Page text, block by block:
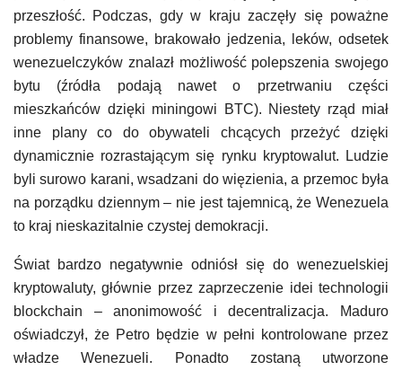
przeszłość. Podczas, gdy w kraju zaczęły się poważne
problemy finansowe, brakowało jedzenia, leków, odsetek
wenezuelczyków znalazł możliwość polepszenia swojego
bytu (źródła podają nawet o przetrwaniu części
mieszkańców dzięki miningowi BTC). Niestety rząd miał
inne plany co do obywateli chcących przeżyć dzięki
dynamicznie rozrastającym się rynku kryptowalut. Ludzie
byli surowo karani, wsadzani do więzienia, a przemoc była
na porządku dziennym – nie jest tajemnicą, że Wenezuela
to kraj nieskazitalnie czystej demokracji.
Świat bardzo negatywnie odniósł się do wenezuelskiej
kryptowaluty, głównie przez zaprzeczenie idei technologii
blockchain – anonimowość i decentralizacja. Maduro
oświadczył, że Petro będzie w pełni kontrolowane przez
władze Wenezueli. Ponadto zostaną utworzone